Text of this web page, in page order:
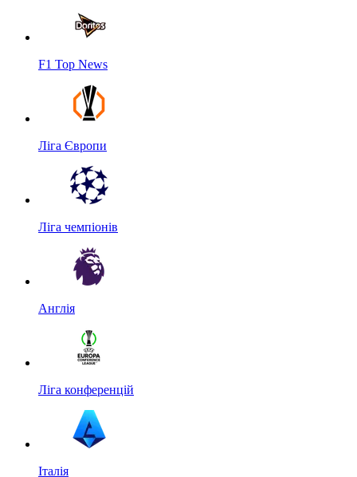
F1 Top News
Ліга Європи
Ліга чемпіонів
Англія
Ліга конференцій
Італія